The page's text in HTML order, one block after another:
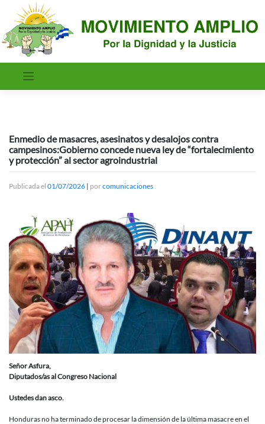
contenido
Enmedio de masacres, asesinatos y desalojos contra
campesinos:Gobierno concede nueva ley de “fortalecimiento
y protección” al sector agroindustrial
Publicada el 01/07/2026 | porcomunicaciones
Señor Asfura,
Diputados/as al Congreso Nacional
Ustedes dan asco.
Honduras no ha terminado de procesar la dimensión de la última masacre en el